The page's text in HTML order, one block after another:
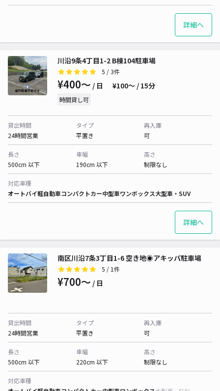
詳細へ
川沿9条4丁目1-2 B棟104駐車場
5 / 3件
¥400〜 / 日 ¥100〜 / 15分
時間貸し可
貸出時間
24時間営業
タイプ
平置き
再入庫
可
長さ
500cm 以下
車幅
190cm 以下
高さ
制限なし
対応車種
オートバイ軽自動車コンパクトカー中型車ワンボックス大型車・SUV
詳細へ
南区川沿7条3丁目1-6 空き地◉アキッパ駐車場
5 / 1件
¥700〜 / 日
貸出時間
24時間営業
タイプ
平置き
再入庫
可
長さ
500cm 以下
車幅
220cm 以下
高さ
制限なし
対応車種